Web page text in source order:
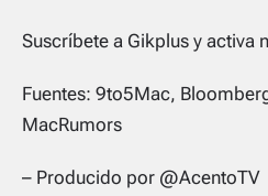
Suscríbete a Gikplus y activa
Fuentes: 9to5Mac,
MacRumors
– Producido por @AcentoTV